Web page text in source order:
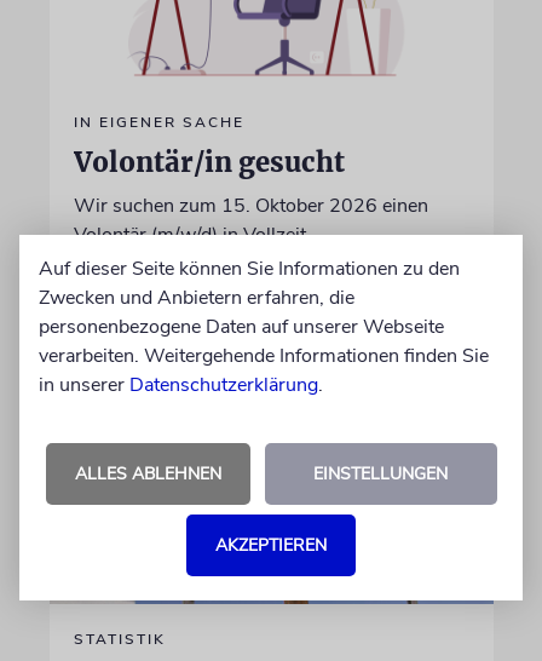
IN EIGENER SACHE
Volontär/in gesucht
Wir suchen zum 15. Oktober 2026 einen
Volontär (m/w/d) in Vollzeit
06.07.2026
STATISTIK
Auf dieser Seite können Sie Informationen zu den
Zwecken und Anbietern erfahren, die
personenbezogene Daten auf unserer Webseite
verarbeiten. Weitergehende Informationen finden Sie
in unserer Datenschutzerklärung.
ALLES ABLEHNEN EINSTELLUNGEN
AKZEPTIEREN